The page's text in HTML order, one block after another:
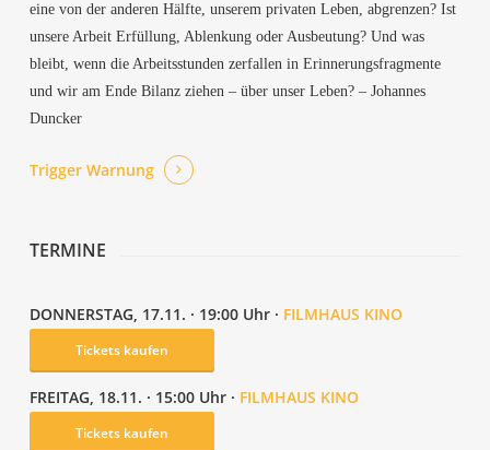
eine von der ande­ren Hälf­te, unse­rem pri­va­ten Leben, abgren­zen? Ist
unse­re Arbeit Erfül­lung, Ablen­kung oder Aus­beu­tung? Und was
bleibt, wenn die Arbeits­stun­den zer­fal­len in Erin­ne­rungs­frag­men­te
und wir am Ende Bilanz zie­hen – über unser Leben? – Johan­nes
Duncker
Trig­ger Warnung
TER­MI­NE
DON­NERS­TAG, 17.11. · 19:00 Uhr · FILM­HAUS KINO
Tickets kau­fen
FREI­TAG, 18.11. · 15:00 Uhr · FILM­HAUS KINO
Tickets kau­fen